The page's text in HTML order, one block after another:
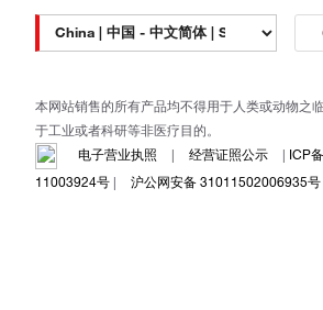
本网站销售的所有产品均不得用于人类或动物之
于工业或者科研等非医疗目的。
电子营业执照
| 经营证照公示 | ICP
11003924号 | 沪公网安备 31011502006935号